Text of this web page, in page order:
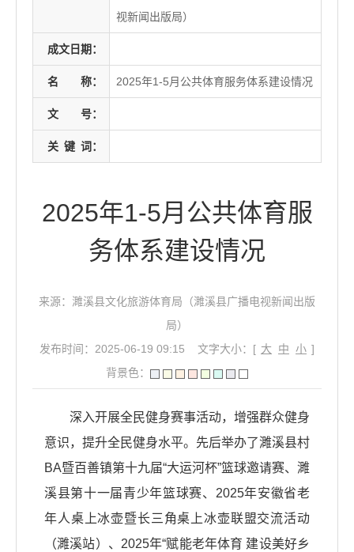
视新闻出版局）
成文日期：
名 称： 2025年1-5月公共体育服务体系建设情况
文 号：
关 键 词：
2025年1-5月公共体育服
务体系建设情况
来源：濉溪县文化旅游体育局（濉溪县广播电视新闻出版
局）
发布时间：2025-06-19 09:15
文字大小：[ 大 中 小 ]
背景色：
深入开展全民健身赛事活动，增强群众健身
意识，提升全民健身水平。先后举办了濉溪县村
BA暨百善镇第十九届“大运河杯”篮球邀请赛、濉
溪县第十一届青少年篮球赛、2025年安徽省老
年人桌上冰壶暨长三角桌上冰壶联盟交流活动
（濉溪站）、2025年“赋能老年体育 建设美好乡